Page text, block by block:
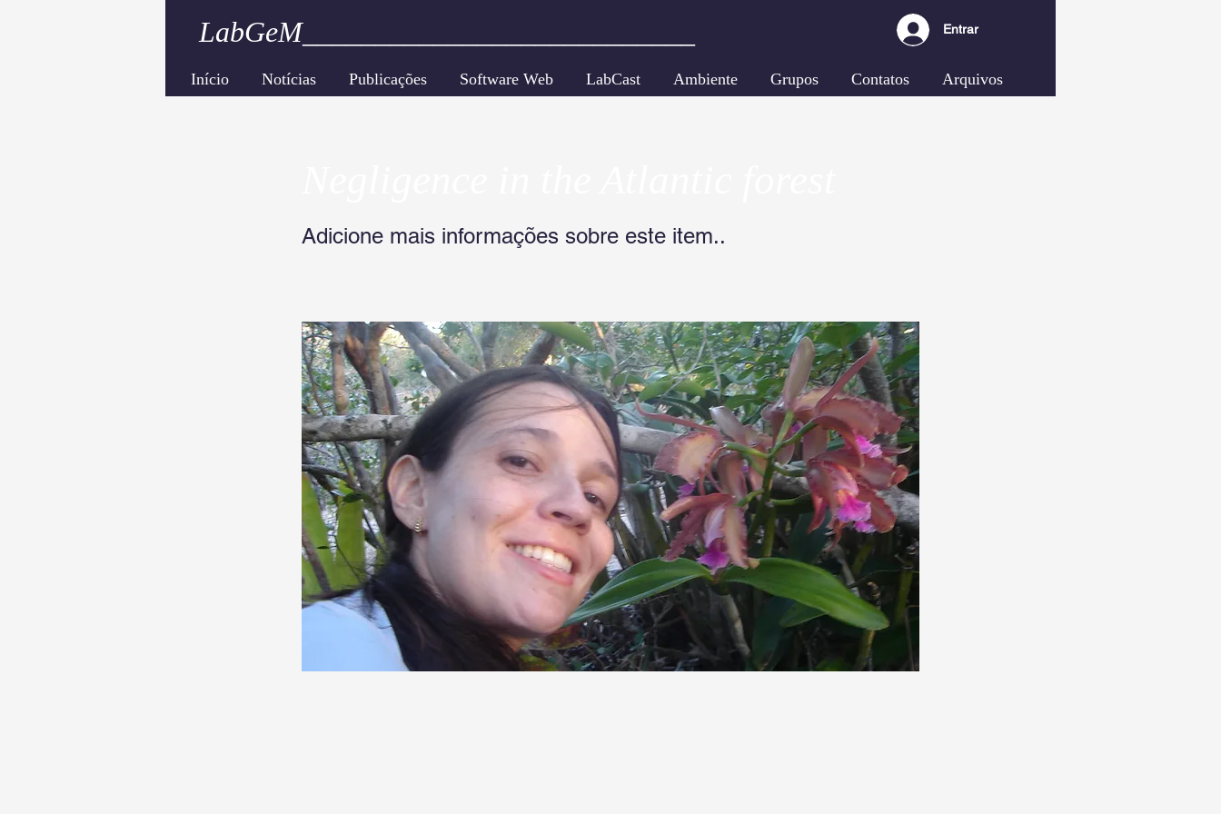
LabGeM___________________________ Entrar
Início Notícias Publicações Software Web LabCast Ambiente Grupos Contatos Arquivos
Adicione mais informações sobre este item..